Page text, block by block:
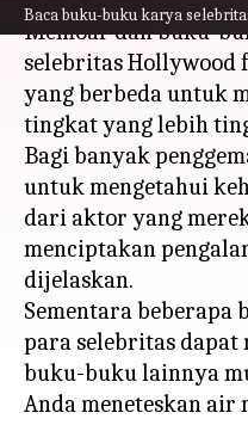
Baca buku-buku karya
Memoar dan buku-
selebritas Hollywood
yang berbeda untuk
tingkat yang lebih
Bagi banyak
untuk mengetahui
dari aktor yang
menciptakan
dijelaskan.
Sementara beberapa
para selebritas dapat
buku-buku lainnya